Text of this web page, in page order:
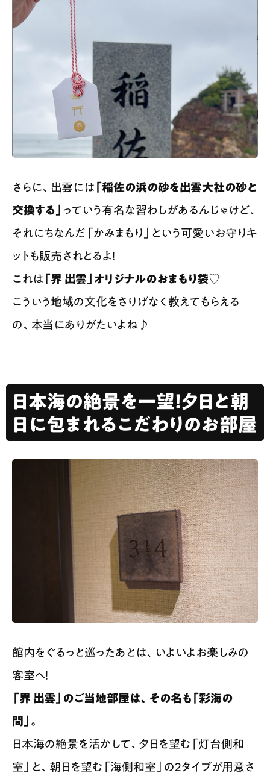
さらに、出雲には 「稲佐の浜の砂を出雲大社の砂と
交換する」 っていう有名な習わしがあるんじゃけど、
それにちなんだ「かみまもり」という可愛いお守りキ
ットも販売されとるよ！
これは 「界 出雲」オリジナルのおまもり袋♡
こういう地域の文化をさりげなく教えてもらえる
の、本当にありがたいよね♪
日本海の絶景を一望！夕日と朝
日に包まれるこだわりのお部屋
館内をぐるっと巡ったあとは、いよいよお楽しみの
客室へ！
「界 出雲」のご当地部屋は、その名も「彩海の
間」。
日本海の絶景を活かして、夕日を望む「灯台側和
室」と、朝日を望む「海側和室」の2タイプが用意さ